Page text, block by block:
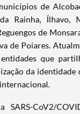
de
Rainha, Ílhavo,
de
de Poiares.
que
da identidade
SARS-CoV2/